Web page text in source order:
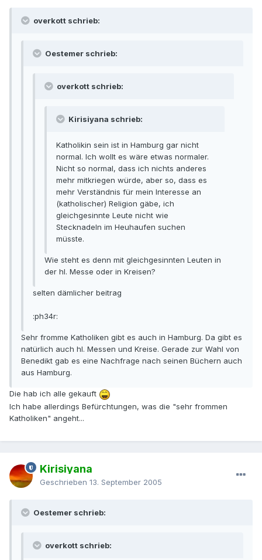
overkott schrieb:
Oestemer schrieb:
overkott schrieb:
Kirisiyana schrieb:
Katholikin sein ist in Hamburg gar nicht
normal. Ich wollt es wäre etwas normaler.
Nicht so normal, dass ich nichts anderes
mehr mitkriegen würde, aber so, dass es
mehr Verständnis für mein Interesse an
(katholischer) Religion gäbe, ich
gleichgesinnte Leute nicht wie
Stecknadeln im Heuhaufen suchen
müsste.
Wie steht es denn mit gleichgesinnten Leuten in
der hl. Messe oder in Kreisen?
selten dämlicher beitrag
:ph34r:
Sehr fromme Katholiken gibt es auch in Hamburg. Da gibt es
natürlich auch hl. Messen und Kreise. Gerade zur Wahl von
Benedikt gab es eine Nachfrage nach seinen Büchern auch
aus Hamburg.
Die hab ich alle gekauft
Ich habe allerdings Befürchtungen, was die "sehr frommen
Katholiken" angeht...
Kirisiyana
Geschrieben 13. September 2005
Oestemer schrieb:
overkott schrieb: